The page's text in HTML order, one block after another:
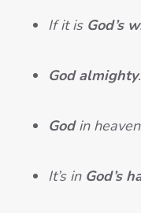
If it is God’s
God almighty
Godin
It’s in God’s